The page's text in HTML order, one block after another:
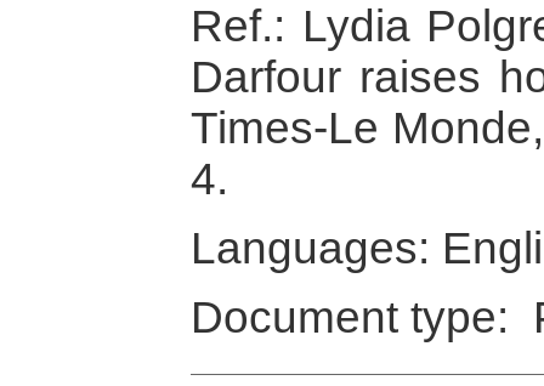
Ref.: Lydia
Darfour raises
Times-Le
4.
Languages:
Document type: